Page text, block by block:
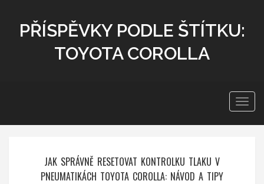
PŘÍSPĚVKY PODLE ŠTÍTKU:
TOYOTA COROLLA
JAK SPRÁVNĚ RESETOVAT KONTROLKU TLAKU V
PNEUMATIKÁCH TOYOTA COROLLA: NÁVOD A TIPY